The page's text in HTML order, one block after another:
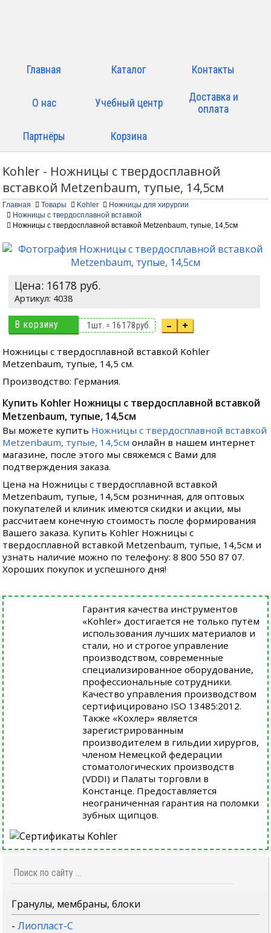
Главная Каталог Контакты
О нас Учебный центр
Доставка и
оплата
Партнёры Корзина
Kohler - Ножницы c твердосплавной
вставкой Metzenbaum, тупые, 14,5см
Главная Товары Kohler
Ножницы для хирургии
Ножницы с твердосплавной вставкой
Ножницы c твердосплавной вставкой Metzenbaum, тупые, 14,5см
Цена: 16178 руб.
4038
В корзину 1шт. = 16178руб. – +
Ножницы с твердосплавной вставкой Kohler
Metzenbaum, тупые, 14,5 см.
Производство: Германия.
Купить Kohler Ножницы c твердосплавной вставкой
Metzenbaum, тупые, 14,5см
Вы можете купить Ножницы c твердосплавной вставкой
Metzenbaum, тупые, 14,5см онлайн в нашем интернет
магазине, после этого мы свяжемся с Вами для
подтверждения заказа.
Цена на Ножницы c твердосплавной вставкой
Metzenbaum, тупые, 14,5см розничная, для оптовых
покупателей и клиник имеются скидки и акции, мы
рассчитаем конечную стоимость после формирования
Вашего заказа. Купить Kohler Ножницы c
твердосплавной вставкой Metzenbaum, тупые, 14,5см и
узнать наличие можно по телефону: 8 800 550 87 07.
Хороших покупок и успешного дня!
Гарантия качества инструментов
«Kohler» достигается не только путём
использования лучших материалов и
стали, но и строгое управление
производством, современные
специализированное оборудование,
профессиональные сотрудники.
Качество управления производством
сертифицировано ISO 13485:2012.
Также «Кохлер» является
зарегистрированным
производителем в гильдии хирургов,
членом Немецкой федерации
стоматологических производств
(VDDI) и Палаты торговли в
Констанце. Предоставляется
неограниченная гарантия на поломки
зубных щипцов.
Гранулы, мембраны, блоки
-Лиопласт-С